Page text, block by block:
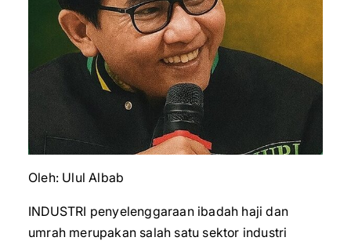
Oleh: Ulul Albab
INDUSTRI penyelenggaraan ibadah haji dan
umrah merupakan salah satu sektor industri